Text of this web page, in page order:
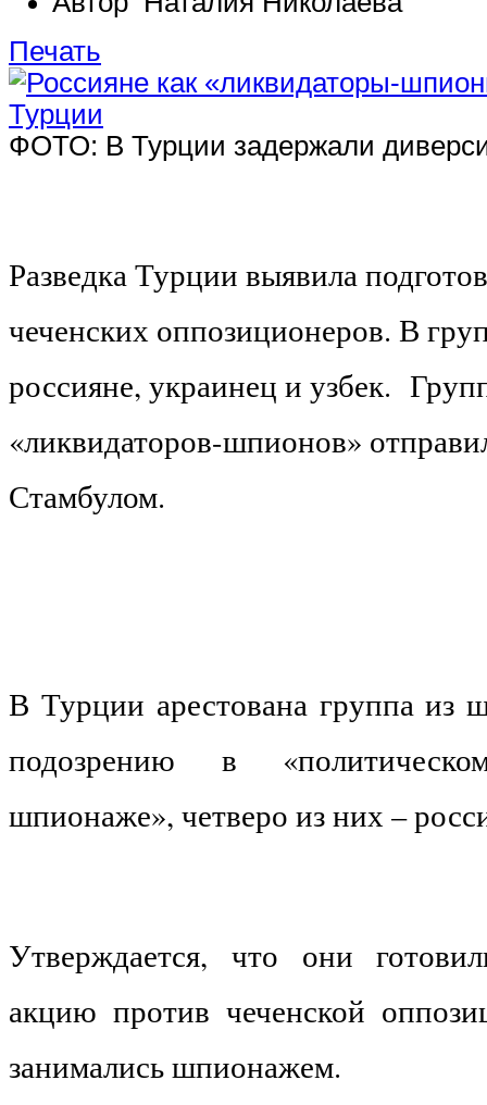
Печать
ФОТО: В Турции задержали
Разведка Турции выявила
чеченских оппозиционеров. В
россияне, украинец и узбек.
«ликвидаторов-шпионов»
Стамбулом.
В Турции арестована группа из
подозрению в
шпионаже», четверо из них –
Утверждается, что они
акцию против чеченской
занимались шпионажем.